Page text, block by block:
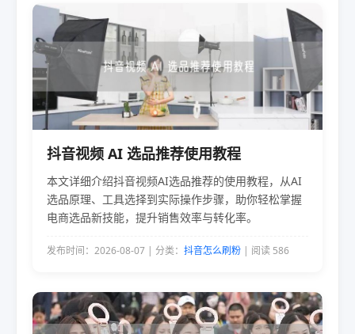
抖音视频 AI 选品推荐使用教程
本文详细介绍抖音视频AI选品推荐的使用教程，从AI
选品原理、工具选择到实际操作步骤，助你轻松掌握
电商选品新技能，提升销售效率与转化率。
发布时间：2026-08-07 | 分类： 抖音怎么刷粉 | 阅读 586